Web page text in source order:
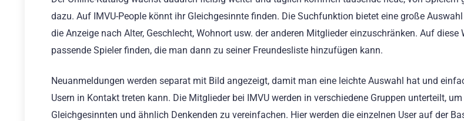
dazu. Auf IMVU-People könnt ihr Gleichgesinnte finden. Die Suchfunktion bietet eine große
die Anzeige nach Alter, Geschlecht, Wohnort usw. der anderen Mitglieder einzuschränken. Auf diese
passende Spieler finden, die man dann zu seiner Freundesliste hinzufügen kann.
Neuanmeldungen werden separat mit Bild angezeigt, damit man eine leichte Auswahl hat und
Usern in Kontakt treten kann. Die Mitglieder bei IMVU werden in verschiedene Gruppen unterteilt,
Gleichgesinnten und ähnlich Denkenden zu vereinfachen. Hier werden die einzelnen User auf der